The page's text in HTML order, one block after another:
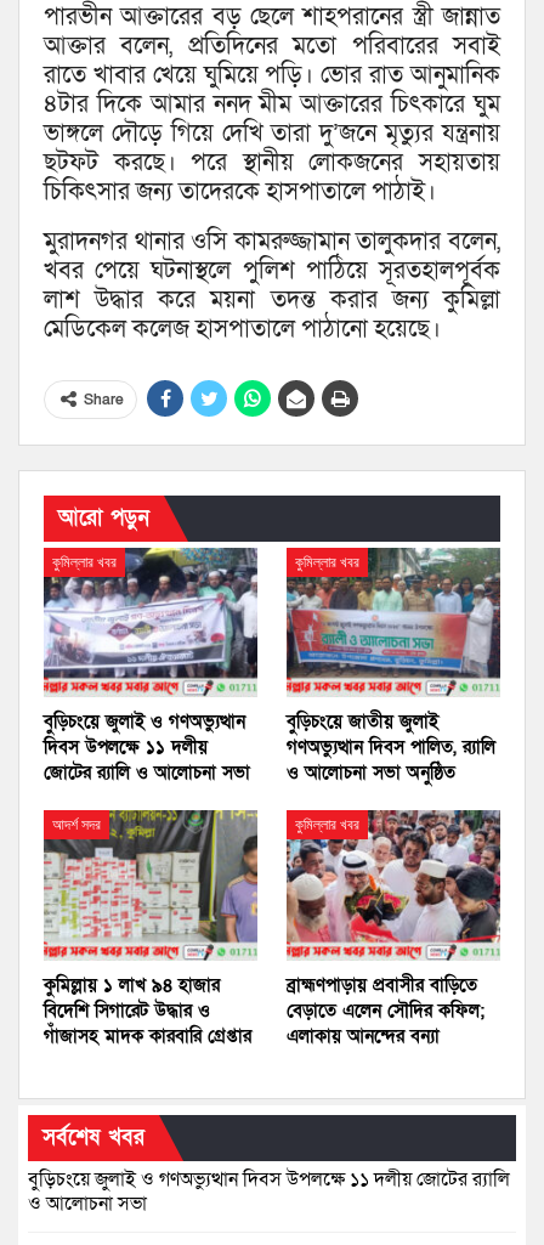
পারভীন আক্তারের বড় ছেলে শাহপরানের স্ত্রী জান্নাত
আক্তার বলেন, প্রতিদিনের মতো পরিবারের সবাই
রাতে খাবার খেয়ে ঘুমিয়ে পড়ি। ভোর রাত আনুমানিক
৪টার দিকে আমার ননদ মীম আক্তারের চিৎকারে ঘুম
ভাঙ্গলে দৌড়ে গিয়ে দেখি তারা দু’জনে মৃত্যুর যন্ত্রনায়
ছটফট করছে। পরে স্থানীয় লোকজনের সহায়তায়
চিকিৎসার জন্য তাদেরকে হাসপাতালে পাঠাই।
মুরাদনগর থানার ওসি কামরুজ্জামান তালুকদার বলেন,
খবর পেয়ে ঘটনাস্থলে পুলিশ পাঠিয়ে সূরতহালপূর্বক
লাশ উদ্ধার করে ময়না তদন্ত করার জন্য কুমিল্লা
মেডিকেল কলেজ হাসপাতালে পাঠানো হয়েছে।
Share
আরো পড়ুন
কুমিল্লার খবর
বুড়িচংয়ে জুলাই ও গণঅভ্যুত্থান
দিবস উপলক্ষে ১১ দলীয়
জোটের র‍্যালি ও আলোচনা সভা
কুমিল্লার খবর
বুড়িচংয়ে জাতীয় জুলাই
গণঅভ্যুত্থান দিবস পালিত, র‍্যালি
ও আলোচনা সভা অনুষ্ঠিত
আদর্শ সদর
কুমিল্লায় ১ লাখ ৯৪ হাজার
বিদেশি সিগারেট উদ্ধার ও
গাঁজাসহ মাদক কারবারি গ্রেপ্তার
কুমিল্লার খবর
ব্রাহ্মণপাড়ায় প্রবাসীর বাড়িতে
বেড়াতে এলেন সৌদির কফিল;
এলাকায় আনন্দের বন্যা
সর্বশেষ খবর
বুড়িচংয়ে জুলাই ও গণঅভ্যুত্থান দিবস উপলক্ষে ১১ দলীয় জোটের র‍্যালি
ও আলোচনা সভা